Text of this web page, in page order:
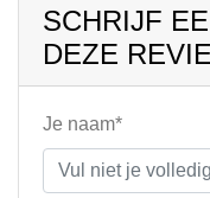
SCHRIJF
DEZE
Je naam*